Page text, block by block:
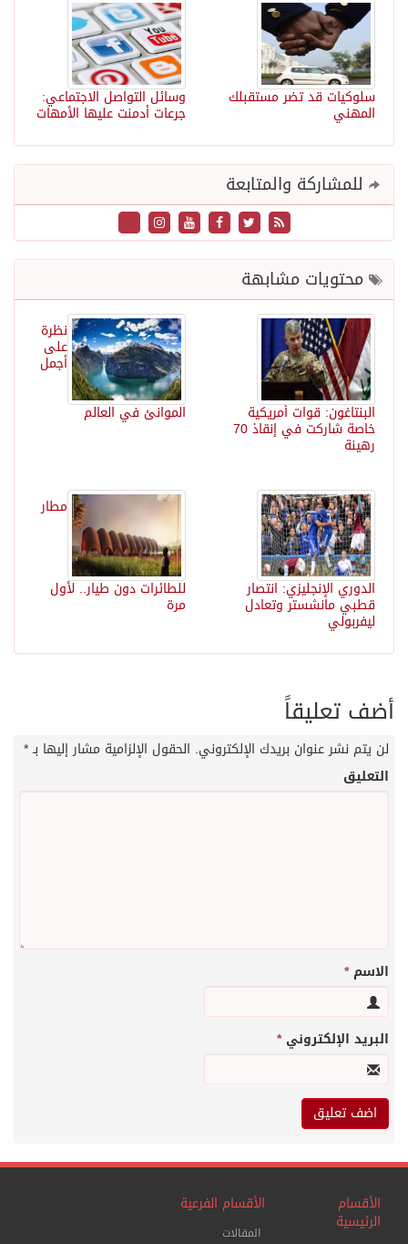
وسائل التواصل الاجتماعي:
جرعات أدمنت عليها الأمهات
سلوكيات قد تضر مستقبلك
المهني
للمشاركة والمتابعة
محتويات مشابهة
نظرة
على
أجمل
الموانئ في العالم
البنتاغون: قوات أمريكية
خاصة شاركت في إنقاذ 70
رهينة
مطار
للطائرات دون طيار.. لأول
مرة
الدوري الإنجليزي: انتصار
قطبي مانشستر وتعادل
ليفربولي
أضف تعليقاً
لن يتم نشر عنوان بريدك الإلكتروني. الحقول الإلزامية مشار إليها بـ*
التعليق
الاسم*
البريد الإلكتروني*
الأقسام
الرئيسية
الأقسام الفرعية
المقالات